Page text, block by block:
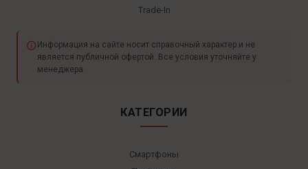
Trade-In
Информация на сайте носит справочный характер и не
является публичной офертой. Все условия уточняйте у
менеджера.
КАТЕГОРИИ
Смартфоны